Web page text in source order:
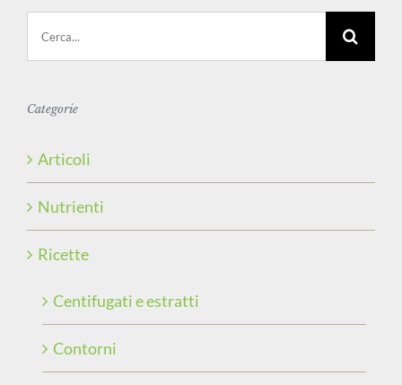
Categorie
Articoli
Nutrienti
Ricette
Centifugati e estratti
Contorni